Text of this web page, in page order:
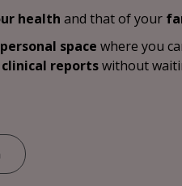
health and that of your
space where you
clinical reportswithout